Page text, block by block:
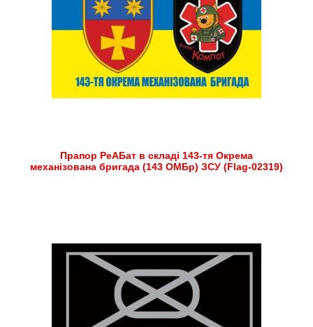
Прапор РеАБат в складі 143-тя Окрема
механізована бригада (143 ОМБр) ЗСУ (Flag-02319)